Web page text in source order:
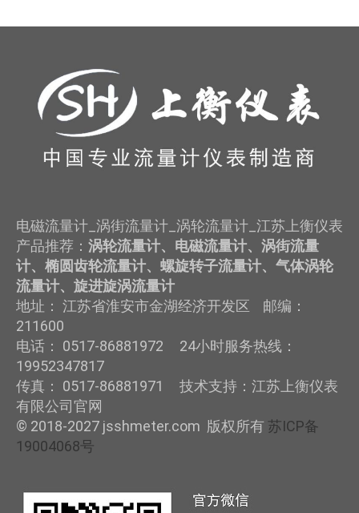
电磁流量计_涡街流量计_涡轮流量计_江苏上衡仪表
产品推荐： 涡轮流量计、电磁流量计、涡街流量
计、椭圆齿轮流量计、螺旋转子流量计、气体涡轮
流量计、旋进旋涡流量计
地址： 江苏省淮安市金湖经济开发区 邮编：
211600
电话： 0517-86881972 24小时服务热线：
19952347817
传真： 0517-86881971 技术支持：江苏上衡仪表
有限公司官网
© 2018-2027 jsshmeter.com 版权所有 苏ICP备
19004068号